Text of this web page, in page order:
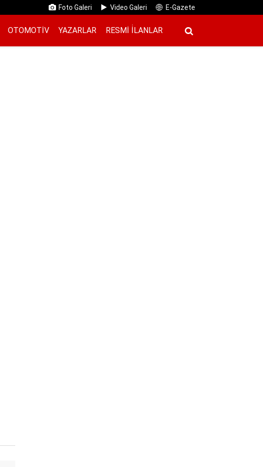
Foto Galeri Video Galeri E-Gazete
OTOMOTIV YAZARLAR RESMI İ̇LANLAR